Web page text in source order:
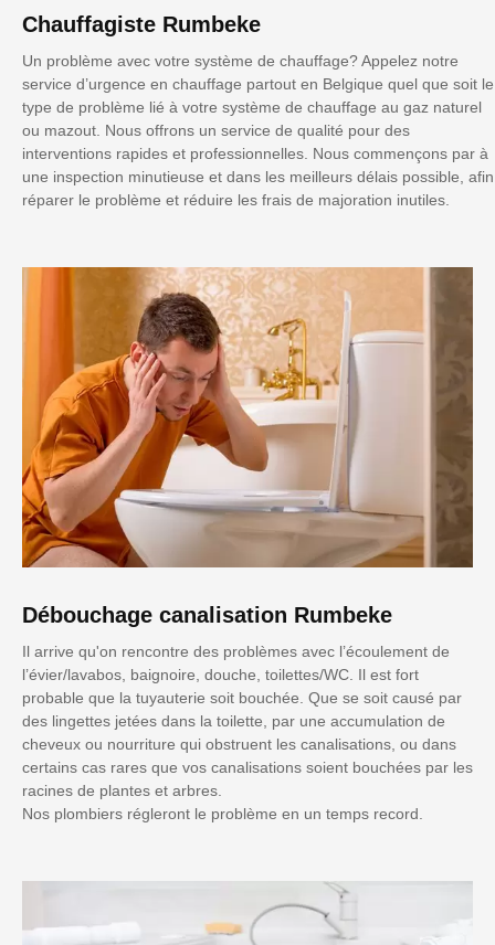
Chauffagiste Rumbeke
Un problème avec votre système de chauffage? Appelez notre
service d’urgence en chauffage partout en Belgique quel que soit le
type de problème lié à votre système de chauffage au gaz naturel
ou mazout. Nous offrons un service de qualité pour des
interventions rapides et professionnelles. Nous commençons par à
une inspection minutieuse et dans les meilleurs délais possible, afin
réparer le problème et réduire les frais de majoration inutiles.
Débouchage canalisation Rumbeke
Il arrive qu'on rencontre des problèmes avec l’écoulement de
l’évier/lavabos, baignoire, douche, toilettes/WC. Il est fort
probable que la tuyauterie soit bouchée. Que se soit causé par
des lingettes jetées dans la toilette, par une accumulation de
cheveux ou nourriture qui obstruent les canalisations, ou dans
certains cas rares que vos canalisations soient bouchées par les
racines de plantes et arbres.
Nos plombiers régleront le problème en un temps record.